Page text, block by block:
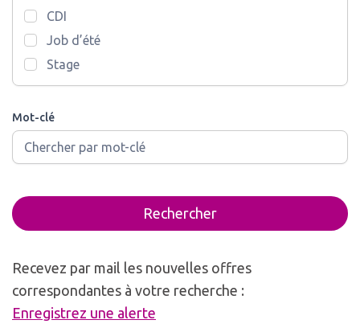
CDI
Job d’été
Stage
Mot-clé
Rechercher
Recevez par mail les nouvelles offres
correspondantes à votre recherche :
Enregistrez une alerte